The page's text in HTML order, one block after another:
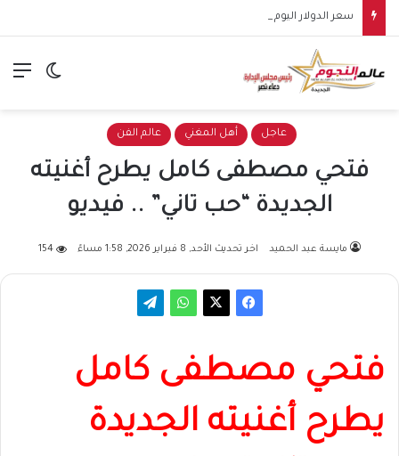
الوضع
عاجل أهل المغني عالم الفن
فتحي مصطفى كامل يطرح أغنيته
الجديدة “حب تاني” .. فيديو
مايسة عبد الحميد اخر تحديث الأحد, 8 فبراير 2026, 1:58 مساءً 154
فتحي مصطفى كامل
يطرح أغنيته الجديدة